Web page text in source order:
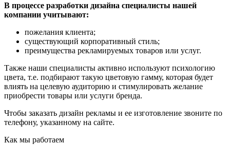
В процессе разработки дизайна специалисты нашей
компании учитывают:
пожелания клиента;
существующий корпоративный стиль;
преимущества рекламируемых товаров или услуг.
Также наши специалисты активно используют психологию
цвета, т.е. подбирают такую цветовую гамму, которая будет
влиять на целевую аудиторию и стимулировать желание
приобрести товары или услуги бренда.
Чтобы заказать дизайн рекламы и ее изготовление звоните по
телефону, указанному на сайте.
Как мы работаем